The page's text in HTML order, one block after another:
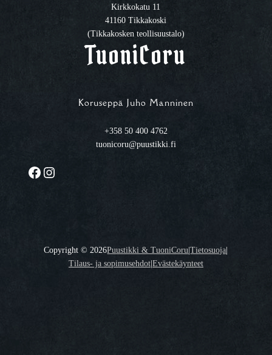
Kirkkokatu 11
41160 Tikkakoski
(Tikkakosken teollisuustalo)
TuoniCoru
Koruseppä Juho Manninen
+358 50 400 4762
tuonicoru@puustikki.fi
Facebook Instagram
Copyright ©2026Puustikki & TuoniCoru|Tietosuoja|
Tilaus- ja sopimusehdot|Evästekäynteet